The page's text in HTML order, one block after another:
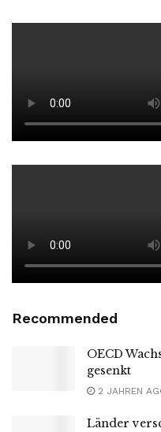
Recommended
OECD
gesenkt
2 JAHREN
Länder